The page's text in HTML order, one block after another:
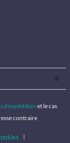
d'expédition et le cas
contraire